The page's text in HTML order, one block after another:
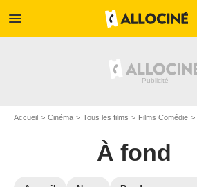
menu
Accueil Cinéma Tous les films Films Comédie
À fond